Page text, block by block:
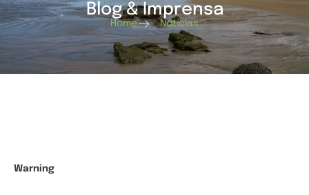
Blog & Imprensa
Home Notícias
Warning